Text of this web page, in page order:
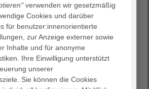
mit Demenz
Kurzzeitpflege
Ambulante Pflege
modernen Pflegestandards und
Qualitätsmanagement. Als
aller Pflegekassen erbringen wir
verwenden wir gesetzmäßig
Cookies und darüber
für benutzer:innenorientierte
zur Anzeige externer sowie
Inhalte und für anonyme
Ihre Einwilligung unterstützt
unserer
Sie können die Cookies